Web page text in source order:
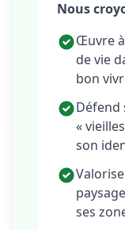
Nous
Œuvre
de vie
bon
Défend
«
son
ses